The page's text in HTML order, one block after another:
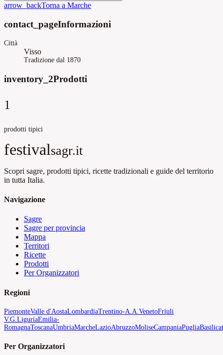
arrow_backTorna a Marche
contact_pageInformazioni
Città
Visso
Tradizione dal 1870
inventory_2Prodotti
1
prodotti tipici
festivalsagr.it
Scopri sagre, prodotti tipici, ricette tradizionali e guide del territorio
in tutta Italia.
Navigazione
Sagre
Sagre per provincia
Mappa
Territori
Ricette
Prodotti
Per Organizzatori
Regioni
PiemonteValle d'AostaLombardiaTrentino-A.A. VenetoFriuli
V.G. LiguriaEmilia-
RomagnaToscanaUmbriaMarcheLazioAbruzzoMoliseCampaniaPuglia
Per Organizzatori